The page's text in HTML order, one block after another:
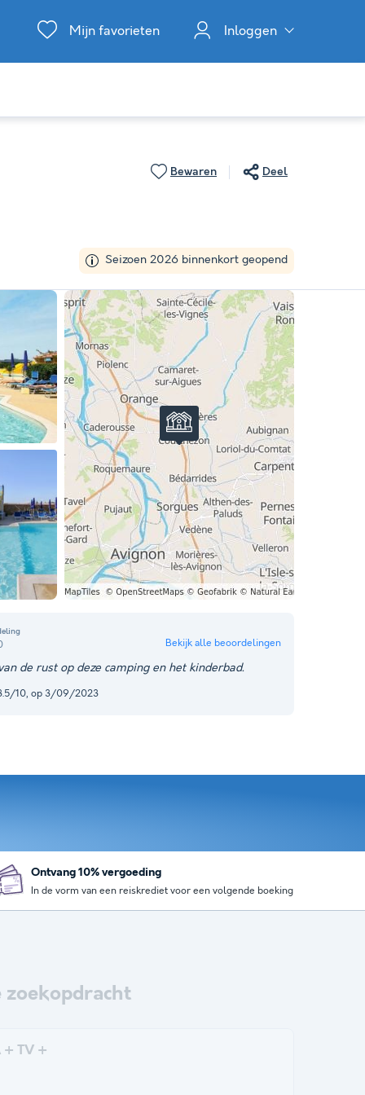
Mijn favorieten Inloggen
Seizoen 2026 binnenkort geopend
Bewaren Deel
Bekijk alle beoordelingen
de rust op deze camping en het kinderbad.
10, op 3/09/2023
Ontvang 10% vergoeding
In de vorm van een reiskrediet voor een volgende boeking
zoekopdracht
+ TV +